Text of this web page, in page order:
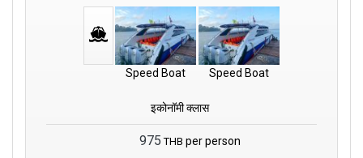
Speed Boat Speed Boat
इकोनॉमी क्लास
975 THB per person